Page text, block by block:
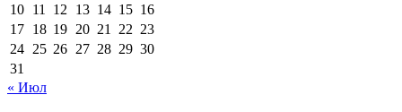
10 11 12 13 14 15 16
17 18 19 20 21 22 23
24 25 26 27 28 29 30
31
« Июл